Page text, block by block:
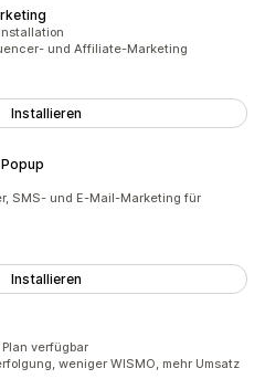
und Affiliate-Marketing
Installieren
SMS- und E-Mail-Marketing für
Installieren
verfügbar
weniger WISMO, mehr Umsatz